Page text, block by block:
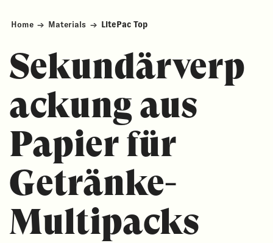
Home → Materials → LitePac Top
Sekundärverp
ackung aus
Papier für
Getränke-
Multipacks